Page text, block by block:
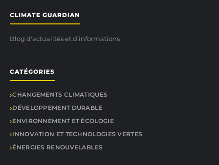
CLIMATE GUARDIAN
Blog d'actualités et d'informations
CATÉGORIES
CHANGEMENTS CLIMATIQUES
DÉVELOPPEMENT DURABLE
ENVIRONNEMENT ET ÉCOLOGIE
INNOVATION ET TECHNOLOGIES VERTES
ÉNERGIES RENOUVELABLES